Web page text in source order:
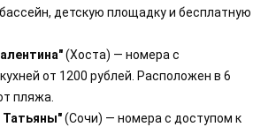
детскую площадку и бесплатную
(Хоста) — номера с
от 1200 рублей. Расположен в 6
пляжа.
Татьяны"(Сочи) — номера с доступом к